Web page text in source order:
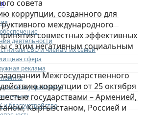
деятельности
СВО и членам их семей
сфера
реклама
управление
и благоустройство
совета
коррупции, созданного для
международного
совместных эффективных
с этим негативным социальным
Межгосударственного
коррупции от 25 октября
государствами – Арменией,
Кыргызстаном, Россией и